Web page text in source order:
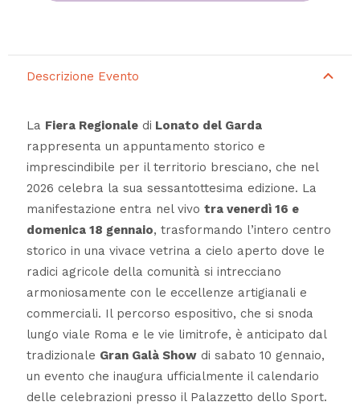
Descrizione Evento
La Fiera Regionaledi Lonato del Garda
rappresenta un appuntamento storico e
imprescindibile per il territorio bresciano, che nel
2026 celebra la sua sessantottesima edizione. La
manifestazione entra nel vivo tra venerdì 16 e
domenica 18 gennaio, trasformando l’intero centro
storico in una vivace vetrina a cielo aperto dove le
radici agricole della comunità si intrecciano
armoniosamente con le eccellenze artigianali e
commerciali. Il percorso espositivo, che si snoda
lungo viale Roma e le vie limitrofe, è anticipato dal
tradizionale Gran Galà Showdi sabato 10 gennaio,
un evento che inaugura ufficialmente il calendario
delle celebrazioni presso il Palazzetto dello Sport.